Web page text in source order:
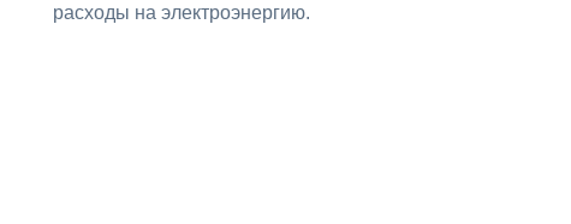
расходы на электроэнергию.